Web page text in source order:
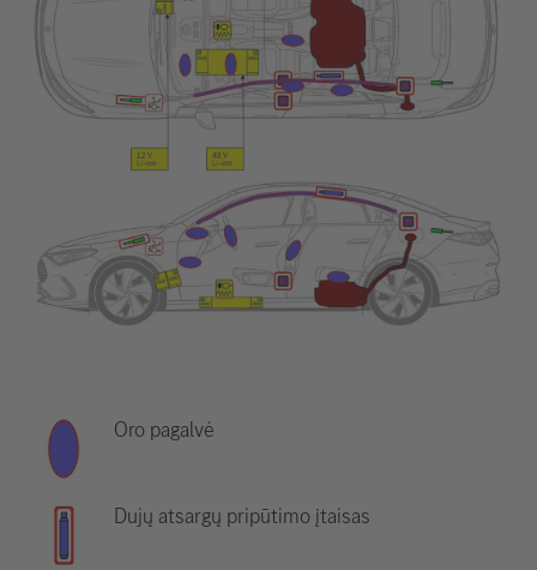
Oro pagalvė
Dujų atsargų pripūtimo įtaisas